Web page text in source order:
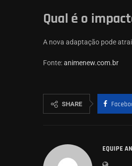
Qual é o
A nova adaptação pode
Fonte:animenew.com.br
SHARE
EQUIPE